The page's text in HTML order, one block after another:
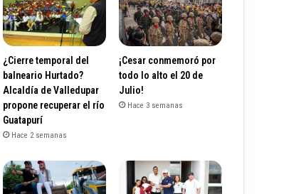
¿Cierre temporal del
balneario Hurtado?
Alcaldía de Valledupar
propone recuperar el río
Guatapurí
Hace 2 semanas
¡Cesar conmemoró por
todo lo alto el 20 de
Julio!
Hace 3 semanas